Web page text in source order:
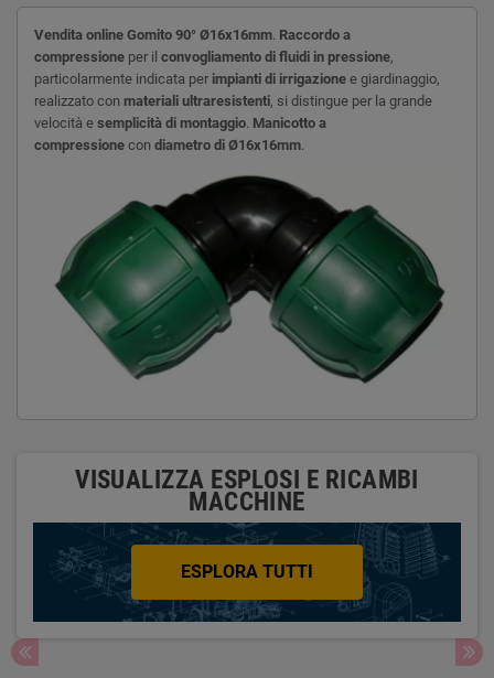
Vendita online Gomito 90° Ø16x16mm. Raccordo a
compressione per il convogliamento di fluidi in pressione,
particolarmente indicata per impianti di irrigazione e giardinaggio,
realizzato con materiali ultraresistenti, si distingue per la grande
velocità e semplicità di montaggio. Manicotto a
compressione con diametro di Ø16x16mm.
VISUALIZZA ESPLOSI E RICAMBI
MACCHINE
ESPLORA TUTTI